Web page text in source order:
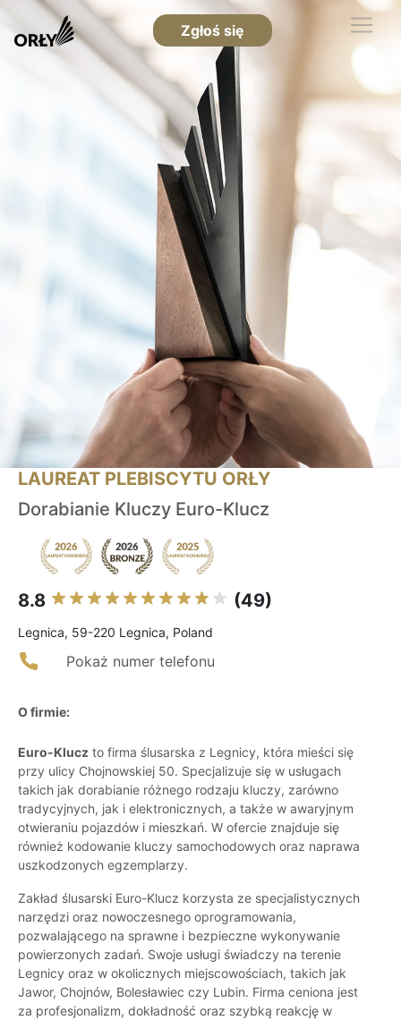
Zgłoś się
LAUREAT PLEBISCYTU ORŁY
Dorabianie Kluczy Euro-Klucz
8.8 (49)
Legnica, 59-220 Legnica, Poland
Pokaż numer telefonu
O firmie:
Euro-Klucz to firma ślusarska z Legnicy, która mieści się
przy ulicy Chojnowskiej 50. Specjalizuje się w usługach
takich jak dorabianie różnego rodzaju kluczy, zarówno
tradycyjnych, jak i elektronicznych, a także w awaryjnym
otwieraniu pojazdów i mieszkań. W ofercie znajduje się
również kodowanie kluczy samochodowych oraz naprawa
uszkodzonych egzemplarzy.
Zakład ślusarski Euro-Klucz korzysta ze specjalistycznych
narzędzi oraz nowoczesnego oprogramowania,
pozwalającego na sprawne i bezpieczne wykonywanie
powierzonych zadań. Swoje usługi świadczy na terenie
Legnicy oraz w okolicznych miejscowościach, takich jak
Jawor, Chojnów, Bolesławiec czy Lubin. Firma ceniona jest
za profesjonalizm, dokładność oraz szybką reakcję w